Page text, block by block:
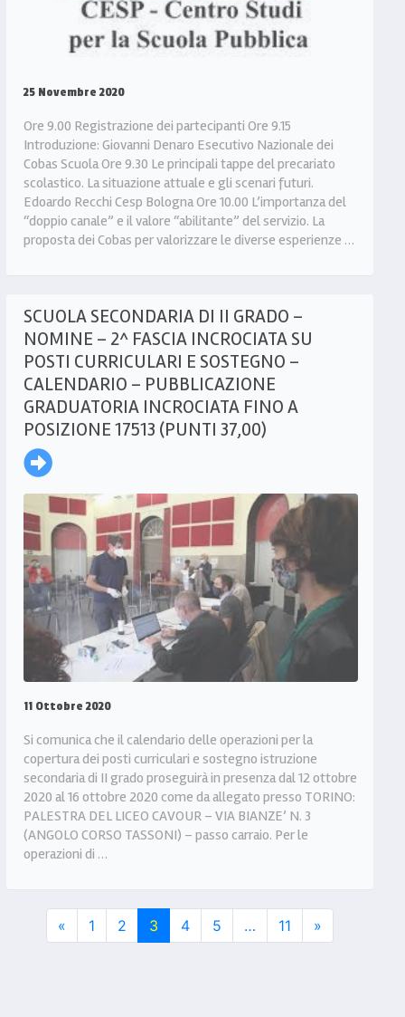
25 Novembre 2020
Ore 9.00 Registrazione dei partecipanti Ore 9.15
Introduzione: Giovanni Denaro Esecutivo Nazionale dei
Cobas Scuola Ore 9.30 Le principali tappe del precariato
scolastico. La situazione attuale e gli scenari futuri.
Edoardo Recchi Cesp Bologna Ore 10.00 L’importanza del
“doppio canale” e il valore “abilitante” del servizio. La
proposta dei Cobas per valorizzare le diverse esperienze …
SCUOLA SECONDARIA DI II GRADO –
NOMINE – 2^ FASCIA INCROCIATA SU
POSTI CURRICULARI E SOSTEGNO –
CALENDARIO – PUBBLICAZIONE
GRADUATORIA INCROCIATA FINO A
POSIZIONE 17513 (PUNTI 37,00)
11 Ottobre 2020
Si comunica che il calendario delle operazioni per la
copertura dei posti curriculari e sostegno istruzione
secondaria di II grado proseguirà in presenza dal 12 ottobre
2020 al 16 ottobre 2020 come da allegato presso TORINO:
PALESTRA DEL LICEO CAVOUR – VIA BIANZE’ N. 3
(ANGOLO CORSO TASSONI) – passo carraio. Per le
operazioni di …
« 1 2 3 4 5 … 11 »